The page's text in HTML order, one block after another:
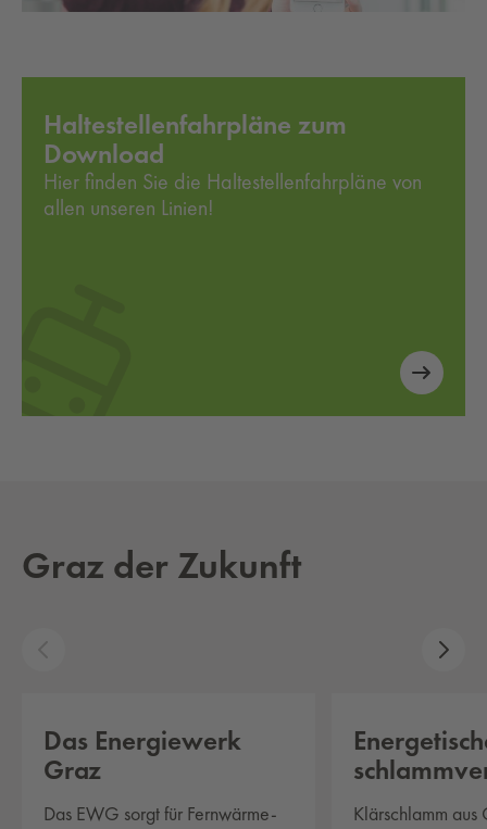
Haltestellenfahrpläne zum
Download
Hier finden Sie die Haltestellenfahrpläne von
allen unseren Linien!
Graz der Zukunft
Das Ener­gie­werk
Graz
Das EWG sorgt für Fernwärme-
Klärschlamm aus